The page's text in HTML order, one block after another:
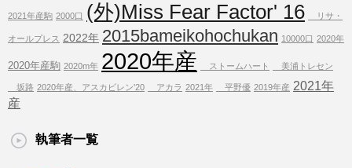
2021年産駒 2000口 (外)Miss Fear Factor' 16 リサ・
オールプレス 2022年 2015bameikohochukan 10000口 2020年
2020年産駒 2020m年 2020年産 ストームハート 美浦トレセン
坂路 2020年産、アスカビレン'20 アカラ 2021年 平野優 2019年産 2021年
産
執筆者一覧